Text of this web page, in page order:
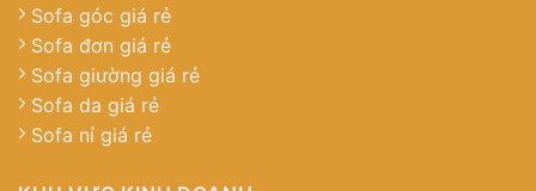
Sofa góc giá rẻ
Sofa đơn giá rẻ
Sofa giường giá rẻ
Sofa da giá rẻ
Sofa nỉ giá rẻ